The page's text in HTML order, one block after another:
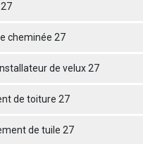
cheminée 27
de velux 27
de toiture 27
de tuile 27